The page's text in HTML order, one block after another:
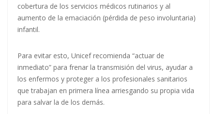
cobertura de los servicios médicos rutinarios y al
aumento de la emaciación (pérdida de peso involuntaria)
infantil.
Para evitar esto, Unicef recomienda “actuar de
inmediato” para frenar la transmisión del virus, ayudar a
los enfermos y proteger a los profesionales sanitarios
que trabajan en primera línea arriesgando su propia vida
para salvar la de los demás.